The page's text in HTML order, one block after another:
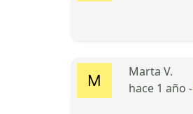
Marta V.
hace 1 año -